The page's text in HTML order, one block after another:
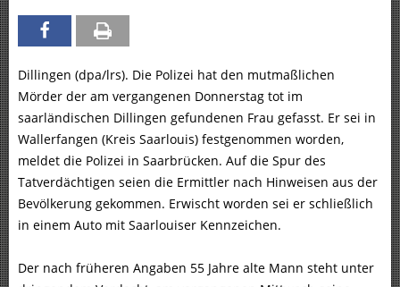
Dillingen (dpa/lrs). Die Polizei hat den mutmaßlichen
Mörder der am vergangenen Donnerstag tot im
saarländischen Dillingen gefundenen Frau gefasst. Er sei in
Wallerfangen (Kreis Saarlouis) festgenommen worden,
meldet die Polizei in Saarbrücken. Auf die Spur des
Tatverdächtigen seien die Ermittler nach Hinweisen aus der
Bevölkerung gekommen. Erwischt worden sei er schließlich
in einem Auto mit Saarlouiser Kennzeichen.
Der nach früheren Angaben 55 Jahre alte Mann steht unter